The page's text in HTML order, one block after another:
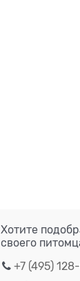
Хотите
своего
+7 (495)